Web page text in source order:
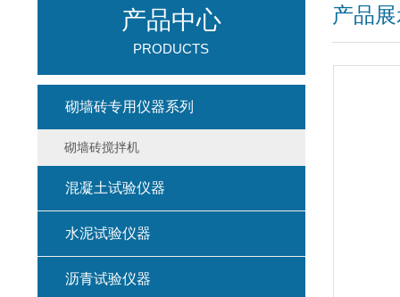
产品
产品中心
PRODUCTS
砌墙砖专用仪器系列
砌墙砖搅拌机
混凝土试验仪器
水泥试验仪器
沥青试验仪器